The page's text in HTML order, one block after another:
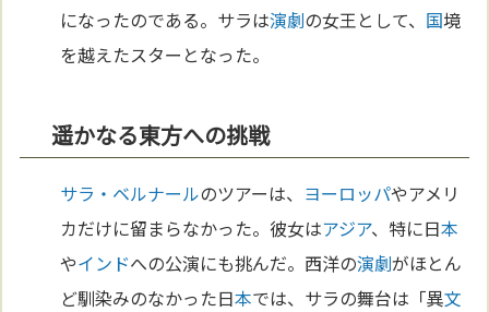
になったのである。サラは演劇の女王として、 国境
を越えたスターとなった。
遥かなる東方への挑戦
サラ・ベルナールのツアーは、 ヨーロッパやアメリ
カだけに留まらなかった。彼女はアジア、特に日本
やインドへの公演にも挑んだ。西洋の演劇がほとん
ど馴染みのなかった日本では、サラの舞台は「異文